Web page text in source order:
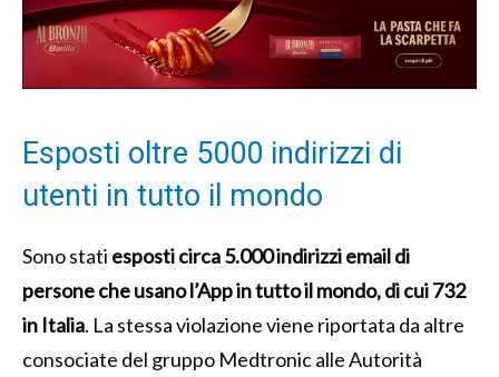
Esposti oltre 5000 indirizzi di
utenti in tutto il mondo
Sono stati esposti circa 5.000 indirizzi email di
persone che usano l’App in tutto il mondo, di cui 732
in Italia. La stessa violazione viene riportata da altre
consociate del gruppo Medtronic alle Autorità